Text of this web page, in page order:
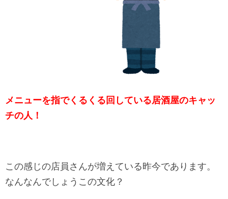
メニューを指でくるくる回している居酒屋のキャッ
チの人！
この感じの店員さんが増えている昨今であります。
なんなんでしょうこの文化？